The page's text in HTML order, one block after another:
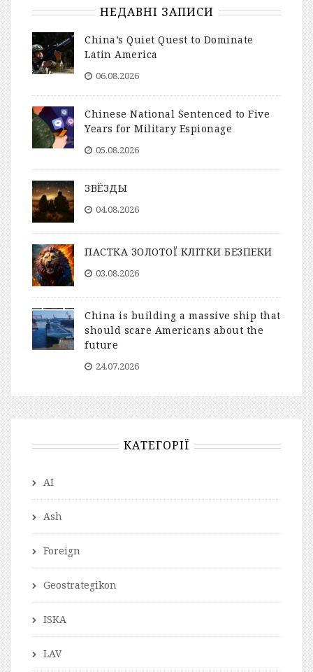
НЕДАВНІ ЗАПИСИ
China’s Quiet Quest to Dominate
Latin America
06.08.2026
Chinese National Sentenced to Five
Years for Military Espionage
05.08.2026
ЗВЁЗДЫ
04.08.2026
ПАСТКА ЗОЛОТОЇ КЛІТКИ БЕЗПЕКИ
03.08.2026
China is building a massive ship that
should scare Americans about the
future
24.07.2026
КАТЕГОРІЇ
AI
Ash
Foreign
Geostrategikon
ISKA
LAV